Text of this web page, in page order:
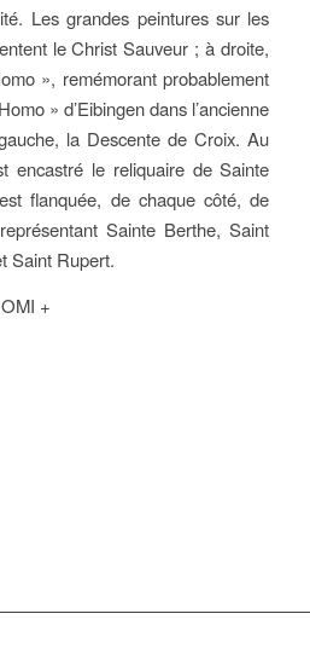
Les grandes peintures sur les
le Christ Sauveur ; à droite,
», remémorant probablement
» d’Eibingen dans l’ancienne
la Descente de Croix. Au
encastré le reliquaire de Sainte
flanquée, de chaque côté, de
Sainte Berthe, Saint
Saint Rupert.
+